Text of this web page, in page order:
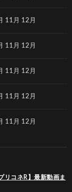
11月 12月
11月 12月
11月 12月
11月 12月
11月 12月
リコネR】最新動画ま